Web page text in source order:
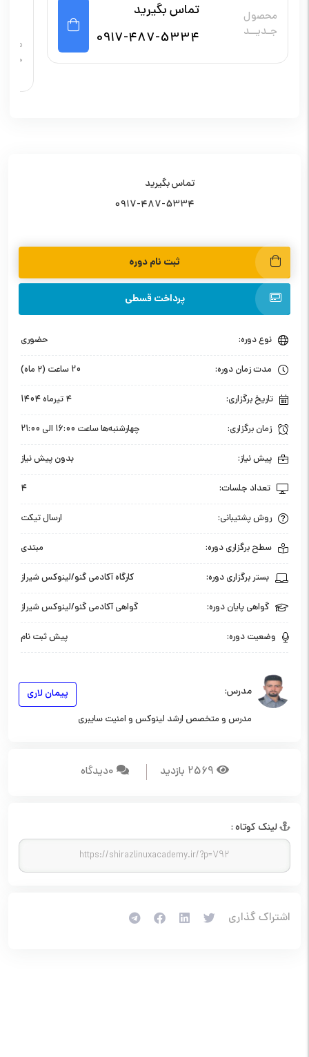
محصول
جـدیــد
تماس بگیرید
0917-487-5334
تماس بگیرید
0917-487-5334
ثبت نام دوره
پرداخت قسطی
نوع دوره: حضوری
مدت زمان دوره: 20 ساعت (۲ ماه)
تاریخ برگزاری: ۴ تیرماه 1404
زمان برگزاری: چهارشنبه‌ها ساعت 16:00 الی 21:00
پیش نیاز: بدون پیش نیاز
تعداد جلسات: 4
روش پشتیبانی: ارسال تیکت
سطح برگزاری دوره: مبتدی
بستر برگزاری دوره: کارگاه آکادمی گنو/لینوکس شیراز
گواهی پایان دوره: گواهی آکادمی گنو/لینوکس شیراز
وضعیت دوره: پیش ثبت نام
مدرس: پیمان لاری
مدرس و متخصص ارشد لینوکس و امنیت سایبری
لينک کوتاه :
اشتراک گذاري